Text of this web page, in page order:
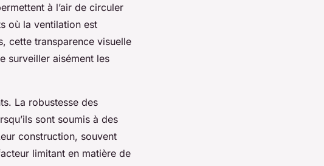
à l’air de circuler
où la ventilation est
cette transparence visuelle
surveiller aisément les
La robustesse des
sont soumis à des
construction, souvent
limitant en matière de